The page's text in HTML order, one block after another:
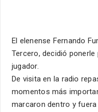
El elenense Fernando
Tercero, decidió
jugador.
De visita en la radio
momentos más
marcaron dentro y fuera